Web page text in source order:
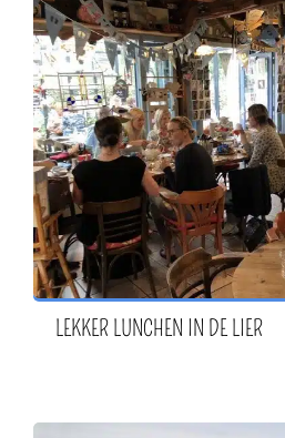
LEKKER LUNCHEN IN DE LIER